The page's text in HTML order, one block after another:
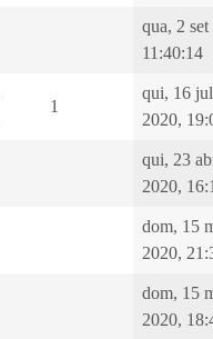
qua, 2
11:40:14
1
qui, 16 jul
2020,
qui, 23
2020,
dom, 15
2020,
dom, 15
2020,